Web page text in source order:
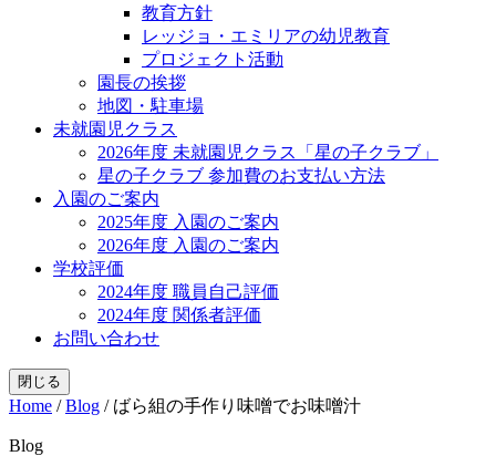
教育方針
レッジョ・エミリアの幼児教育
プロジェクト活動
園長の挨拶
地図・駐車場
未就園児クラス
2026年度 未就園児クラス「星の子クラブ」
星の子クラブ 参加費のお支払い方法
入園のご案内
2025年度 入園のご案内
2026年度 入園のご案内
学校評価
2024年度 職員自己評価
2024年度 関係者評価
お問い合わせ
閉じる
Home /Blog / ばら組の手作り味噌でお味噌汁
Blog